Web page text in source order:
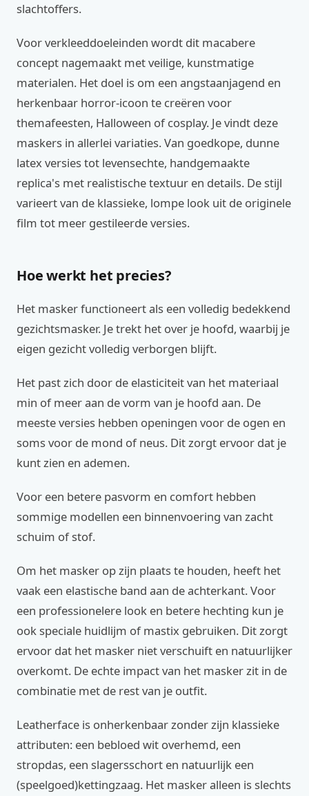
slachtoffers.
Voor verkleeddoeleinden wordt dit macabere
concept nagemaakt met veilige, kunstmatige
materialen. Het doel is om een angstaanjagend en
herkenbaar horror-icoon te creëren voor
themafeesten, Halloween of cosplay. Je vindt deze
maskers in allerlei variaties. Van goedkope, dunne
latex versies tot levensechte, handgemaakte
replica's met realistische textuur en details. De stijl
varieert van de klassieke, lompe look uit de originele
film tot meer gestileerde versies.
Hoe werkt het precies?
Het masker functioneert als een volledig bedekkend
gezichtsmasker. Je trekt het over je hoofd, waarbij je
eigen gezicht volledig verborgen blijft.
Het past zich door de elasticiteit van het materiaal
min of meer aan de vorm van je hoofd aan. De
meeste versies hebben openingen voor de ogen en
soms voor de mond of neus. Dit zorgt ervoor dat je
kunt zien en ademen.
Voor een betere pasvorm en comfort hebben
sommige modellen een binnenvoering van zacht
schuim of stof.
Om het masker op zijn plaats te houden, heeft het
vaak een elastische band aan de achterkant. Voor
een professionelere look en betere hechting kun je
ook speciale huidlijm of mastix gebruiken. Dit zorgt
ervoor dat het masker niet verschuift en natuurlijker
overkomt. De echte impact van het masker zit in de
combinatie met de rest van je outfit.
Leatherface is onherkenbaar zonder zijn klassieke
attributen: een bebloed wit overhemd, een
stropdas, een slagersschort en natuurlijk een
(speelgoed)kettingzaag. Het masker alleen is slechts